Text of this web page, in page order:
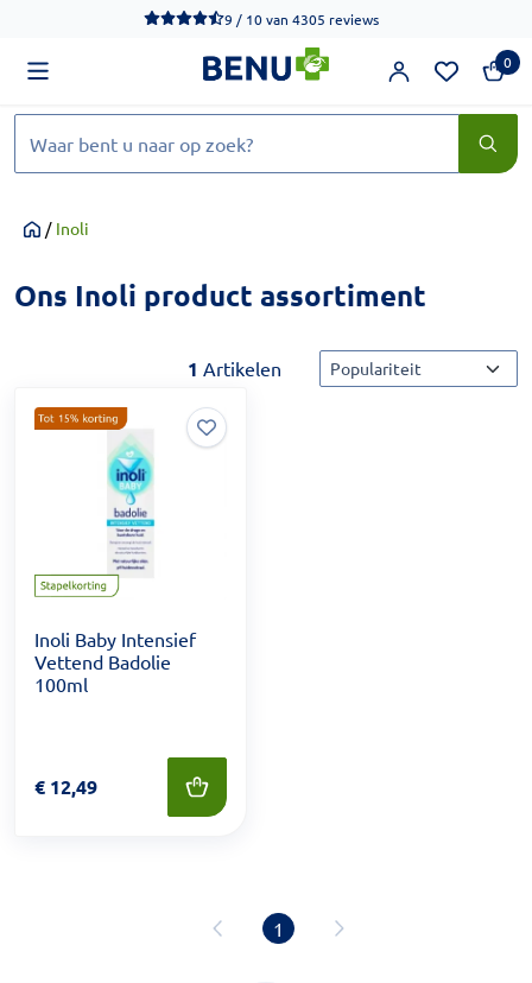
We werken momenteel hard aan het verbeteren van de
9 / 10van 4305 reviews
0
Home
/ Inoli
Ons Inoli product assortiment
1 Artikelen Sorteermethode
Inoli Baby Intensief
Vettend Badolie
100ml
Prijs: € 12,49
€ 12,49
1